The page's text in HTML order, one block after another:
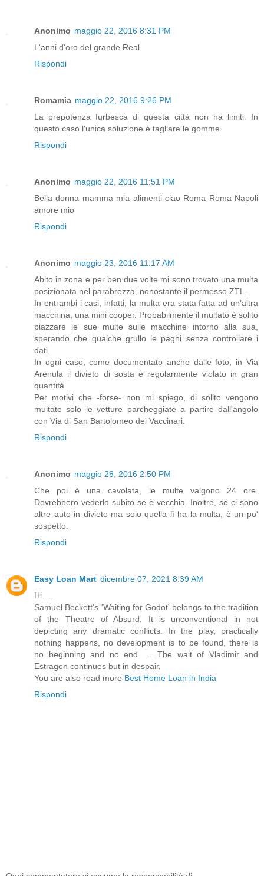
Anonimo maggio 22, 2016 8:31 PM
L'anni d'oro del grande Real
Rispondi
Romamia maggio 22, 2016 9:26 PM
La prepotenza furbesca di questa città non ha limiti. In
questo caso l'unica soluzione è tagliare le gomme.
Rispondi
Anonimo maggio 22, 2016 11:51 PM
Bella donna mamma mia alimenti ciao Roma Roma Napoli
amore mio
Rispondi
Anonimo maggio 23, 2016 11:17 AM
Abito in zona e per ben due volte mi sono trovato una multa
posizionata nel parabrezza, nonostante il permesso ZTL.
In entrambi i casi, infatti, la multa era stata fatta ad un'altra
macchina, una mini cooper. Probabilmente il multato è solito
piazzare le sue multe sulle macchine intorno alla sua,
sperando che qualche grullo le paghi senza controllare i
dati.
In ogni caso, come documentato anche dalle foto, in Via
Arenula il divieto di sosta è regolarmente violato in gran
quantità.
Per motivi che -forse- non mi spiego, di solito vengono
multate solo le vetture parcheggiate a partire dall'angolo
con Via di San Bartolomeo dei Vaccinari.
Rispondi
Anonimo maggio 28, 2016 2:50 PM
Che poi è una cavolata, le multe valgono 24 ore.
Dovrebbero vederlo subito se è vecchia. Inoltre, se ci sono
altre auto in divieto ma solo quella lì ha la multa, è un po'
sospetto.
Rispondi
Easy Loan Mart dicembre 07, 2021 8:39 AM
Hi.....
Samuel Beckett's 'Waiting for Godot' belongs to the tradition
of the Theatre of Absurd. It is unconventional in not
depicting any dramatic conflicts. In the play, practically
nothing happens, no development is to be found, there is
no beginning and no end. ... The wait of Vladimir and
Estragon continues but in despair.
You are also read more Best Home Loan in India
Rispondi